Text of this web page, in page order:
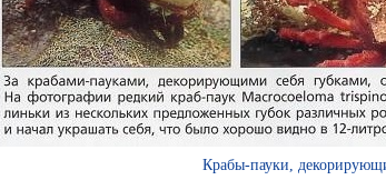
Крабы-пауки,